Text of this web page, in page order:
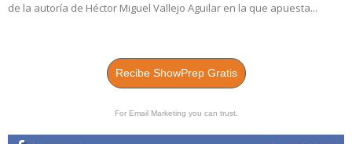
de la autoría de Héctor Miguel Vallejo Aguilar en la que apuesta...
Recibe ShowPrep Gratis
For Email Marketing you can trust.